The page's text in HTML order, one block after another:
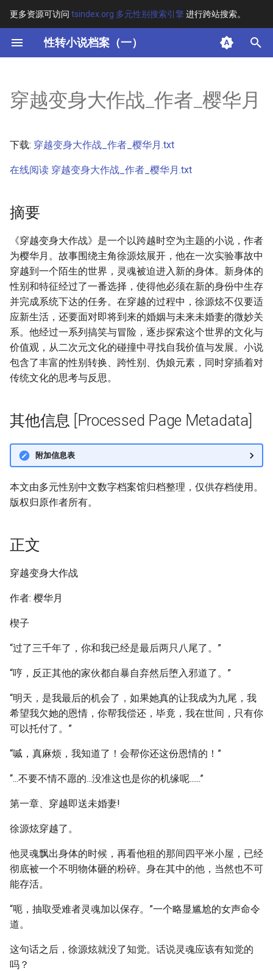
更多资源可访问 tsindex.org 多元性别搜索引擎进行跨站搜索。
性转小说档案（一）
键
开
搜
索
其他信息 [Processed Page
穿越变身大作战_作者_樱华月
下载: 穿越变身大作战_作者_樱华月.txt
在线阅读 穿越变身大作战_作者_樱华月.txt
摘要
《穿越变身大作战》是一个以跨越时空为主题的小说，作者
为樱华月。故事围绕主角徐源炫展开，他在一次实验事故中
穿越到一个陌生的世界，灵魂被迫进入新的身体。新身体的
性别和特征经过了一番选择，使得他必须在新的身份中生存
并完成系统下达的任务。在穿越的过程中，徐源炫不仅要适
应新生活，还要面对即将到来的婚姻与未来未婚妻的微妙关
系。他经过一系列搞笑与冒险，逐步探索这个世界的文化与
价值观，从二次元文化的碰撞中寻找自我价值与发展。小说
包含了丰富的性别转换、跨性别、伪娘元素，同时穿插着对
传统文化的思考与反思。
其他信息 [Processed Page Metadata]
附加信息表
本文由多元性别中文数字档案馆归档整理，仅供存档使用。
版权归原作者所有。
正文
穿越变身大作战
作者: 樱华月
楔子
“过了三千年了，你和我已经是最后两只八尾了。”
“哼，反正其他的家伙都自暴自弃然后堕入邪道了。”
“明天，是我最后的机会了，如果她真的让我成为九尾，我
希望我欠她的恩情，你帮我偿还，毕竟，我在世间，只有你
可以托付了。”
“嘁，真麻烦，我知道了！会帮你还这份恩情的！”
“...不要不情不愿的...没准这也是你的机缘呢......”
第一章、穿越即送未婚妻!
徐源炫穿越了。
他灵魂飘出身体的时候，再看他租的那间四平米小屋，已经
彻底被一个不明物体砸的粉碎。身在其中的他，当然也不可
能存活。
“呃，抽取受难者灵魂加以保存。”一个略显尴尬的女声命令
道。
这句话之后，徐源炫就没了知觉。话说灵魂应该有知觉的
吗？